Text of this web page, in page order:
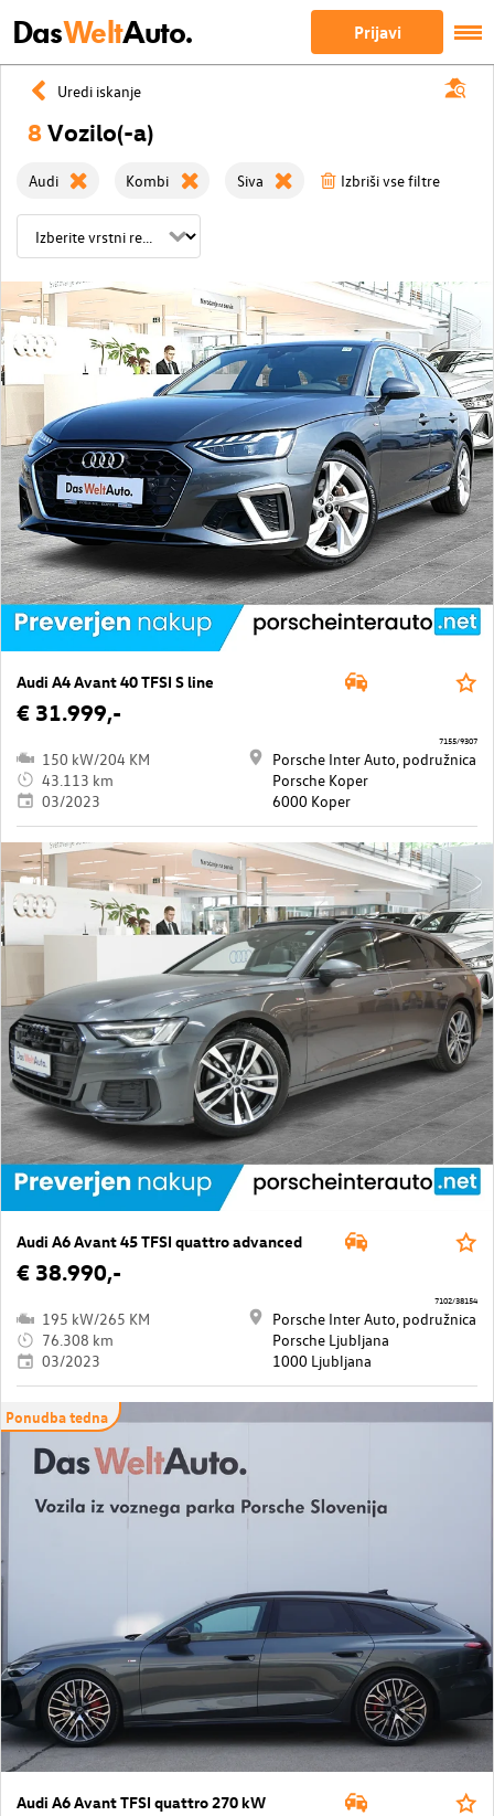
DasWeltAuto. Prijavi
Uredi iskanje
8Vozilo(-a)
Audi Kombi Siva Izbriši vse filtre
Audi A4 Avant 40 TFSI S line
€ 31.999,-
150 kW/204 KM
43.113 km
03/2023
Porsche Inter Auto, podružnica
Porsche Koper
6000 Koper
7155/9307
Audi A6 Avant 45 TFSI quattro advanced
€ 38.990,-
195 kW/265 KM
76.308 km
03/2023
Porsche Inter Auto, podružnica
Porsche Ljubljana
1000 Ljubljana
7102/38154
Ponudba tedna
Audi A6 Avant TFSI quattro 270 kW